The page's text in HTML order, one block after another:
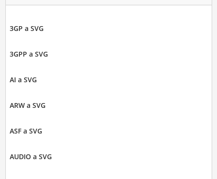
3GP a SVG
3GPP a SVG
AI a SVG
ARW a SVG
ASF a SVG
AUDIO a SVG